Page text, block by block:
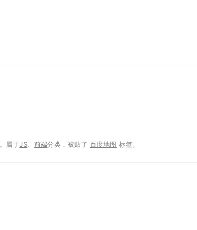
。属于JS 前端分类，被贴了 百度地图 标签。